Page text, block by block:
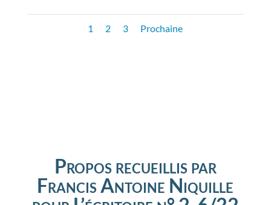
1 2 3 Prochaine
Propos recueillis par
Francis Antoine Niquille